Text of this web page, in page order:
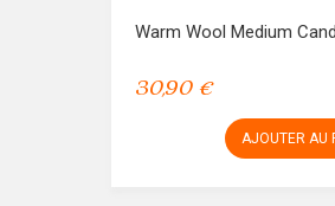
Warm Wool Medium
30,90 €
AJOUTER AU